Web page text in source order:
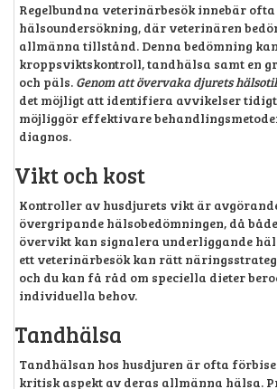
Regelbundna veterinärbesök innebär
hälsoundersökning, där veterinären
allmänna tillstånd. Denna bedömning
kroppsviktskontroll, tandhälsa samt en
och päls. Genom att övervaka djurets
det möjligt att identifiera avvikelser
möjliggör effektivare
diagnos.
Vikt och kost
Kontroller av husdjurets vikt är
övergripande hälsobedömningen, då
övervikt kan signalera underliggande
ett veterinärbesök kan rätt
och du kan få råd om speciella dieter
individuella behov.
Tandhälsa
Tandhälsan hos husdjuren är ofta
kritisk aspekt av deras allmänna hälsa.